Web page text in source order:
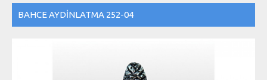
BAHCE AYDİNLATMA 252-04